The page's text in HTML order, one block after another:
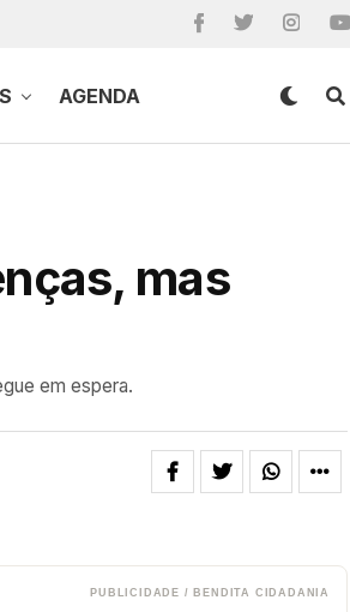
AGENDA
mas
em espera.
PUBLICIDADE / BENDITA CIDADANIA